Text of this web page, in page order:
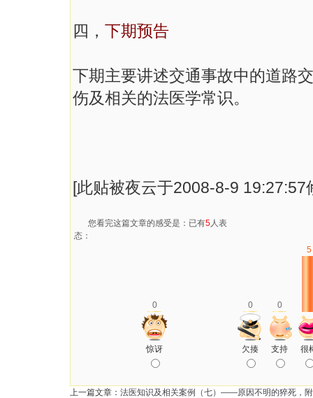
四， 下期预告
下期主要讲述交通事故中的道路
伤及相关的法医学常识。
[此贴被夜云于2008-8-9 19:27:57
您看完这篇文章的感受是：已有5人表
态：
0 0 0
5
惊讶 欠揍 支持 很
上一篇文章： 法医知识及相关案例（七）——原因不明的猝死，